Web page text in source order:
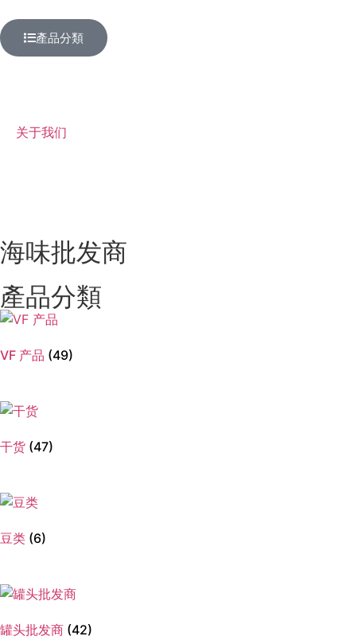
產品分類
关于我们
海味批发商
產品分類
VF 产品 (49)
干货 (47)
豆类 (6)
罐头批发商 (42)